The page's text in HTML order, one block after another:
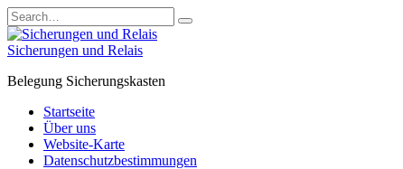
Skip
to
content
Search
for:
Sicherungen und Relais
Belegung Sicherungskasten
Startseite
Über uns
Website-Karte
Datenschutzbestimmungen